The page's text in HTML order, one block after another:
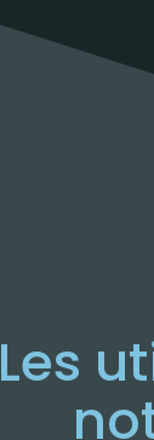
Les